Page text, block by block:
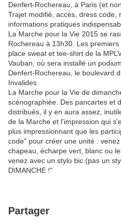
Denfert-Rochereau, à Paris (et
Trajet modifié, accès, dress code,
informations pratiques
La Marche pour la Vie 2015 se
Rochereau à 13h30. Les
place sweat et tee-shirt de la
Vauban, où sera installé un
Denfert-Rochereau, le boulevard
Invalides.
La Marche pour la Vie de
scénographiée. Des pancartes et
distribués, il y en aura assez,
de la Marche et l'impression qui
plus impressionnant que les
code" pour créer une unité :
chapeau, écharpe vert, blanc ou
venez avec un stylo bic (pas un
DIMANCHE !"
Partager